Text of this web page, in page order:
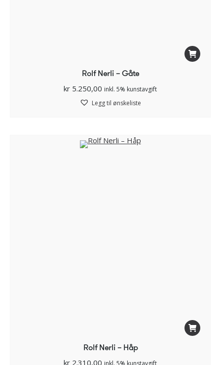
Rolf Nerli – Gåte
kr 5.250,00 inkl. 5% kunstavgift
Legg til ønskeliste
Rolf Nerli – Håp
kr 2.310,00 inkl. 5% kunstavgift